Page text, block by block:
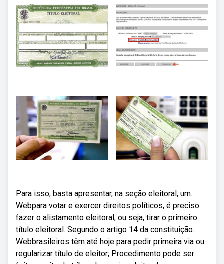
Para isso, basta apresentar, na seção eleitoral, um.
Webpara votar e exercer direitos políticos, é preciso
fazer o alistamento eleitoral, ou seja, tirar o primeiro
título eleitoral. Segundo o artigo 14 da constituição.
Webbrasileiros têm até hoje para pedir primeira via ou
regularizar título de eleitor; Procedimento pode ser